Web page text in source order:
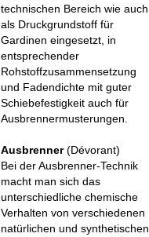
technischen Bereich wie auch
als Druckgrundstoff für
Gardinen eingesetzt, in
entsprechender
Rohstoffzusammensetzung
und Fadendichte mit guter
Schiebefestigkeit auch für
Ausbrennermusterungen.
Ausbrenner(Dévorant)
Bei der Ausbrenner-Technik
macht man sich das
unterschiedliche chemische
Verhalten von verschiedenen
natürlichen und synthetischen